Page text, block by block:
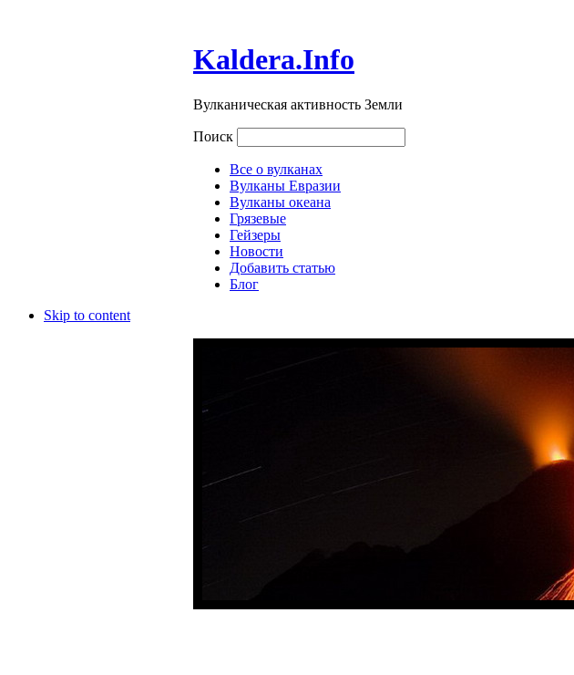
Kaldera.Info
Вулканическая активность Земли
Поиск
Все о вулканах
Вулканы Евразии
Вулканы океана
Грязевые
Гейзеры
Новости
Добавить статью
Блог
Skip to content